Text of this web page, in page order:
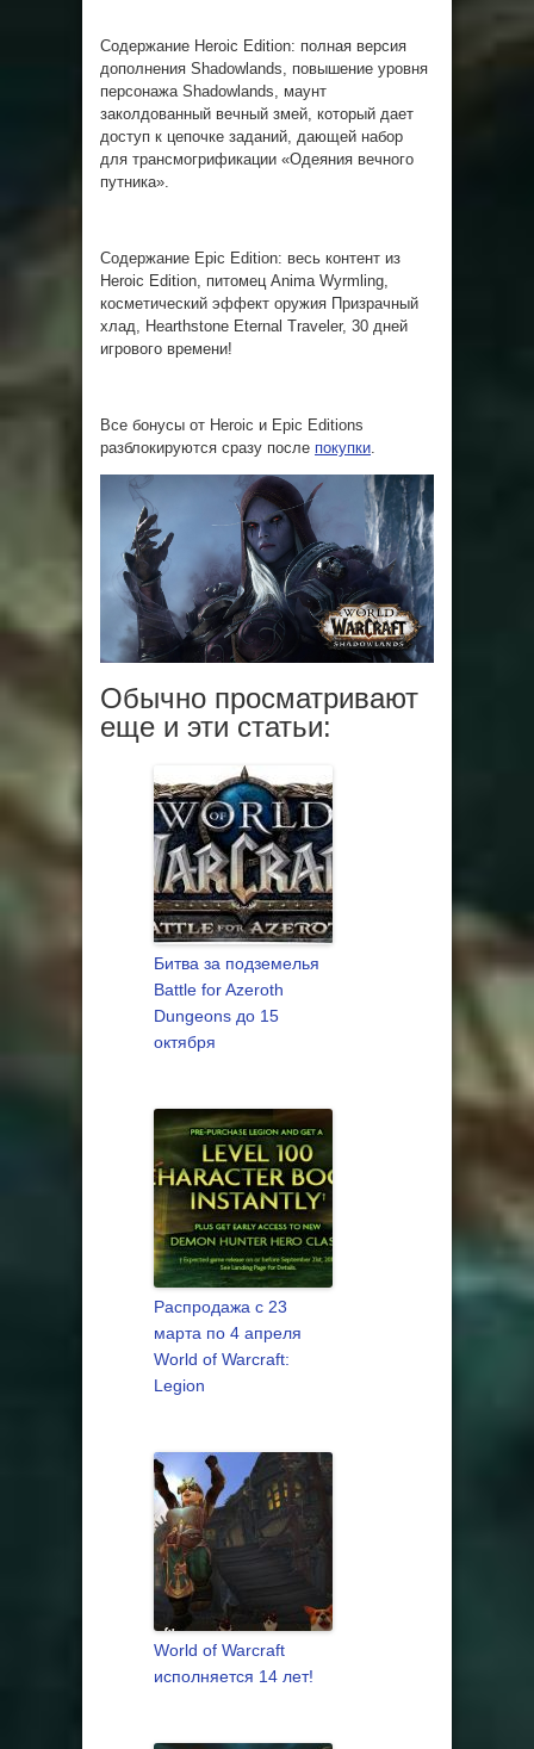
Содержание Heroic Edition: полная версия
дополнения Shadowlands, повышение уровня
персонажа Shadowlands, маунт
заколдованный вечный змей, который дает
доступ к цепочке заданий, дающей набор
для трансмогрификации «Одеяния вечного
путника».
Содержание Epic Edition: весь контент из
Heroic Edition, питомец Anima Wyrmling,
косметический эффект оружия Призрачный
хлад, Hearthstone Eternal Traveler, 30 дней
игрового времени!
Все бонусы от Heroic и Epic Editions
разблокируются сразу после покупки.
Обычно просматривают
еще и эти статьи:
Битва за подземелья
Battle for Azeroth
Dungeons до 15
октября
Распродажа с 23
марта по 4 апреля
World of Warcraft:
Legion
World of Warcraft
исполняется 14 лет!